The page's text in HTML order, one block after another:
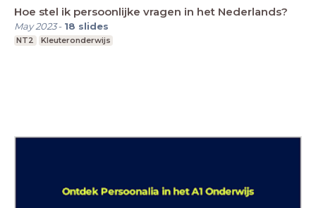
Hoe stel ik persoonlijke vragen in het Nederlands?
May 2023- 18 slides
NT2 Kleuteronderwijs